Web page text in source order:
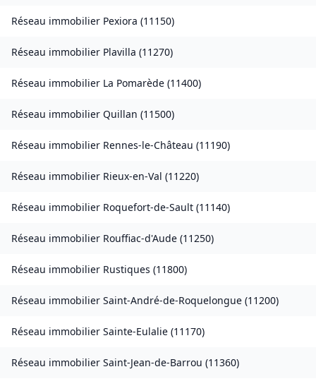
Réseau immobilier Pexiora (11150)
Réseau immobilier Plavilla (11270)
Réseau immobilier La Pomarède (11400)
Réseau immobilier Quillan (11500)
Réseau immobilier Rennes-le-Château (11190)
Réseau immobilier Rieux-en-Val (11220)
Réseau immobilier Roquefort-de-Sault (11140)
Réseau immobilier Rouffiac-d'Aude (11250)
Réseau immobilier Rustiques (11800)
Réseau immobilier Saint-André-de-Roquelongue (11200)
Réseau immobilier Sainte-Eulalie (11170)
Réseau immobilier Saint-Jean-de-Barrou (11360)